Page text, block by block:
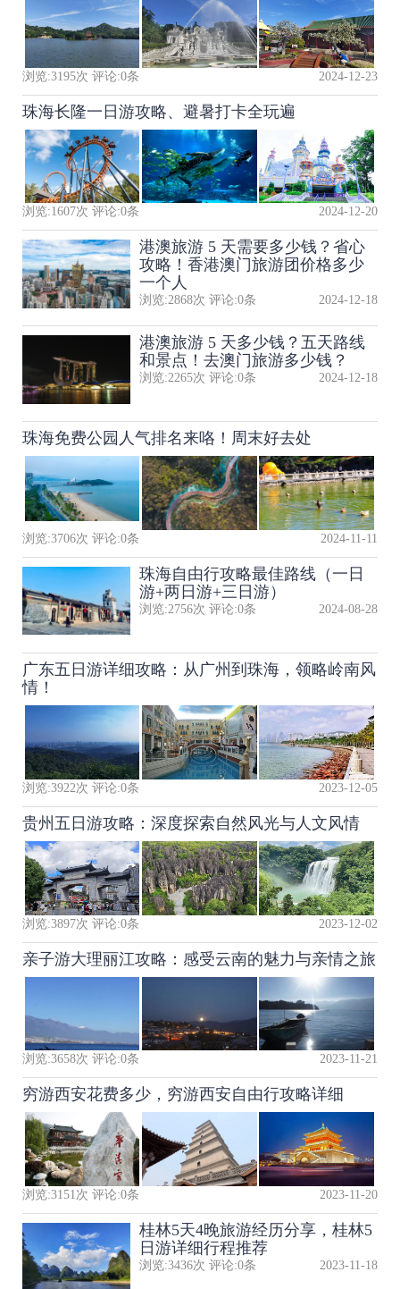
浏览:3195次 评论:0条 2024-12-23
珠海长隆一日游攻略、避暑打卡全玩遍
浏览:1607次 评论:0条 2024-12-20
港澳旅游 5 天需要多少钱？省心
攻略！香港澳门旅游团价格多少
一个人
浏览:2868次 评论:0条 2024-12-18
港澳旅游 5 天多少钱？五天路线
和景点！去澳门旅游多少钱？
浏览:2265次 评论:0条 2024-12-18
珠海免费公园人气排名来咯！周末好去处
浏览:3706次 评论:0条 2024-11-11
珠海自由行攻略最佳路线（一日
游+两日游+三日游）
浏览:2756次 评论:0条 2024-08-28
广东五日游详细攻略：从广州到珠海，领略岭南风
情！
浏览:3922次 评论:0条 2023-12-05
贵州五日游攻略：深度探索自然风光与人文风情
浏览:3897次 评论:0条 2023-12-02
亲子游大理丽江攻略：感受云南的魅力与亲情之旅
浏览:3658次 评论:0条 2023-11-21
穷游西安花费多少，穷游西安自由行攻略详细
浏览:3151次 评论:0条 2023-11-20
桂林5天4晚旅游经历分享，桂林5
日游详细行程推荐
浏览:3436次 评论:0条 2023-11-18